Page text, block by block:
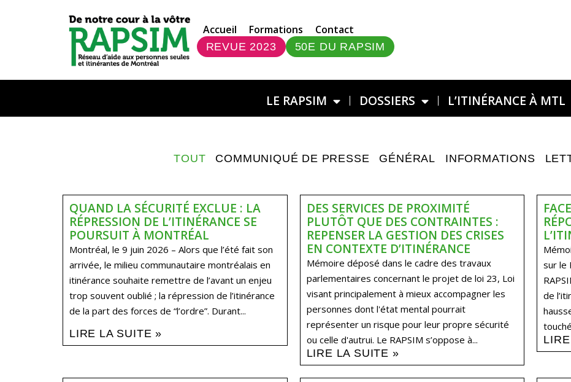
Accueil Formations Contact
REVUE 2023 50E DU RAPSIM
LE RAPSIM DOSSIERS L’ITINÉRANCE À MTL
COMMUNIQUÉ DE PRESSE GÉNÉRAL INFORMATIONS
TOUT
QUAND LA SÉCURITÉ EXCLUE : LA
RÉPRESSION DE L’ITINÉRANCE SE
POURSUIT À MONTRÉAL
Montréal, le 9 juin 2026 – Alors que l’été fait son
arrivée, le milieu communautaire montréalais en
itinérance souhaite remettre de l’avant un enjeu
trop souvent oublié ; la répression de l’itinérance
de la part des forces de “l’ordre”. Durant...
LIRE LA SUITE »
DES SERVICES DE PROXIMITÉ
PLUTÔT QUE DES CONTRAINTES :
REPENSER LA GESTION DES CRISES
EN CONTEXTE D’ITINÉRANCE
Mémoire déposé dans le cadre des travaux
parlementaires concernant le projet de loi 23, Loi
visant principalement à mieux accompagner les
personnes dont l'état mental pourrait
représenter un risque pour leur propre sécurité
ou celle d'autrui. Le RAPSIM s’oppose à...
LIRE LA SUITE »
sur le
de